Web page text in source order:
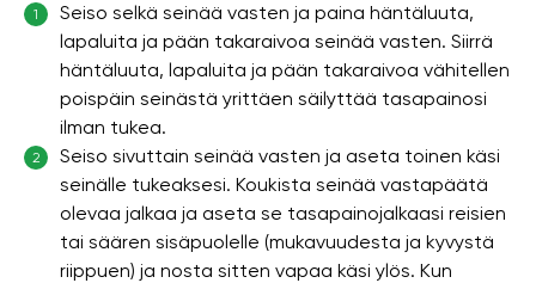
1
Seiso selkä seinää vasten ja paina häntäluuta,
lapaluita ja pään takaraivoa seinää vasten. Siirrä
häntäluuta, lapaluita ja pään takaraivoa vähitellen
poispäin seinästä yrittäen säilyttää tasapainosi
ilman tukea.
2
Seiso sivuttain seinää vasten ja aseta toinen käsi
seinälle tukeaksesi. Koukista seinää vastapäätä
olevaa jalkaa ja aseta se tasapainojalkaasi reisien
tai säären sisäpuolelle (mukavuudesta ja kyvystä
riippuen) ja nosta sitten vapaa käsi ylös. Kun